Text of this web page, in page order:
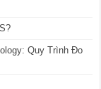
Quy Trình Đo